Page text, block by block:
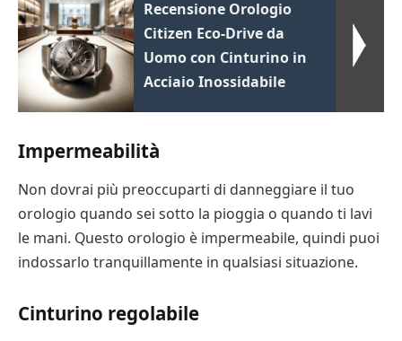
Recensione Orologio
Citizen Eco-Drive da
Uomo con Cinturino in
Acciaio Inossidabile
Impermeabilità
Non dovrai più preoccuparti di danneggiare il tuo
orologio quando sei sotto la pioggia o quando ti lavi
le mani. Questo orologio è impermeabile, quindi puoi
indossarlo tranquillamente in qualsiasi situazione.
Cinturino regolabile